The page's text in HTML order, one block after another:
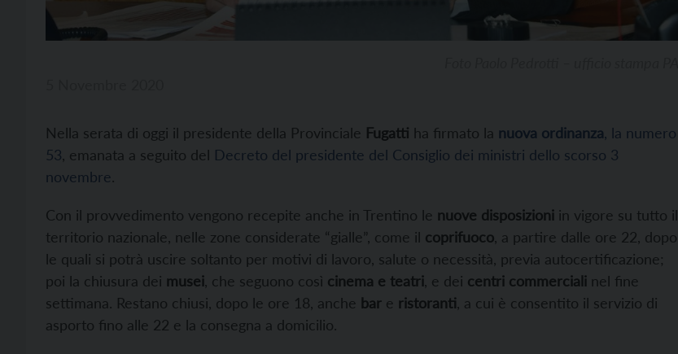
Nella serata di oggi il presidente della Provinciale Fugatti ha firmato la nuova ordinanza, la numero
53 , emanata a seguito del Decreto del presidente del Consiglio dei ministri dello scorso 3
novembre.
Con il provvedimento vengono recepite anche in Trentino le nuove disposizioni in vigore su tutto il
territorio nazionale, nelle zone considerate “gialle”, come il coprifuoco , a partire dalle ore 22, dopo
le quali si potrà uscire soltanto per motivi di lavoro, salute o necessità, previa autocertificazione;
poi la chiusura dei musei , che seguono così cinema e teatri , e dei centri commerciali nel fine
settimana. Restano chiusi, dopo le ore 18, anche bar e ristoranti , a cui è consentito il servizio di
asporto fino alle 22 e la consegna a domicilio.